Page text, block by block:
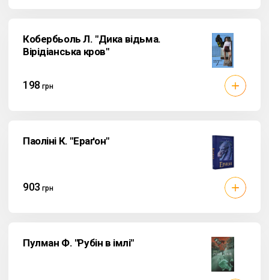
Кобербьоль Л. "Дика відьма.
Вірідіанська кров"
198 грн
Паоліні К. "Ераґон"
903 грн
Пулман Ф. "Рубін в імлі"